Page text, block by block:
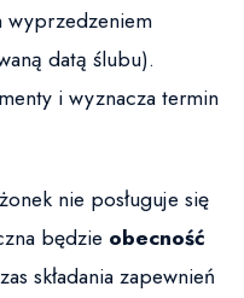
wyprzedzeniem
datą ślubu).
i wyznacza termin
nie posługuje się
będzie obecność
składania zapewnień